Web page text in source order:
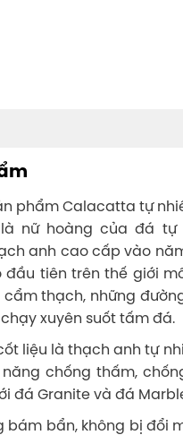
phẩm Calacatta tự
nữ hoàng của đá tự
anh cao cấp vào
tiên trên thế giới
thạch, những
xuyên suốt tấm đá.
liệu là thạch anh tự
năng chống thấm,
đá Granite và đá
bám bẩn, không bị đổi